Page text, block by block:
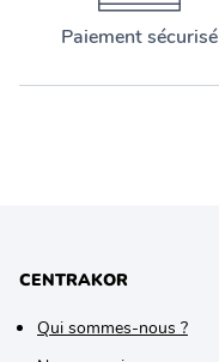
Paiement sécurisé
CENTRAKOR
Qui sommes-nous ?